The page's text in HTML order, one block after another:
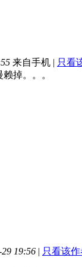
来自手机 | 只看
掉。。。
19:56 | 只看该